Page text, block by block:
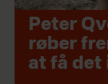
Peter
røber
at få det